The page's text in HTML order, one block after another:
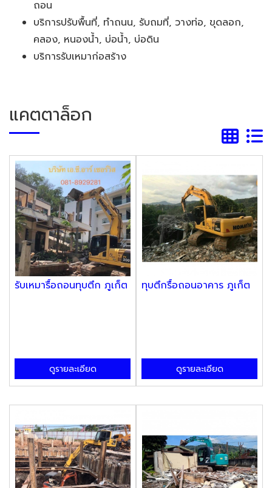
ถอน
บริการปรับพื้นที่, ทำถนน, รับถมที่, วางท่อ, ขุดลอก,
คลอง, หนองน้ำ, บ่อน้ำ, บ่อดิน
บริการรับเหมาก่อสร้าง
แคตตาล็อก
รับเหมารื้อถอนทุบตึก ภูเก็ต
ดูรายละเอียด
ทุบตึกรื้อถอนอาคาร ภูเก็ต
ดูรายละเอียด